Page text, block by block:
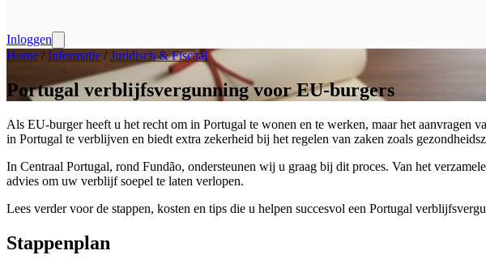
Inloggen
Home /Informatie /Juridisch & Fiscaal
Portugal verblijfsvergunning voor EU-burgers
Als EU-burger heeft u het recht om in Portugal te wonen en te werken, maar het
in Portugal te verblijven en biedt extra zekerheid bij het regelen van zaken zoals
In Centraal Portugal, rond Fundão, ondersteunen wij u graag bij dit proces. Van het
advies om uw verblijf soepel te laten verlopen.
Lees verder voor de stappen, kosten en tips die u helpen succesvol een Portugal
Stappenplan